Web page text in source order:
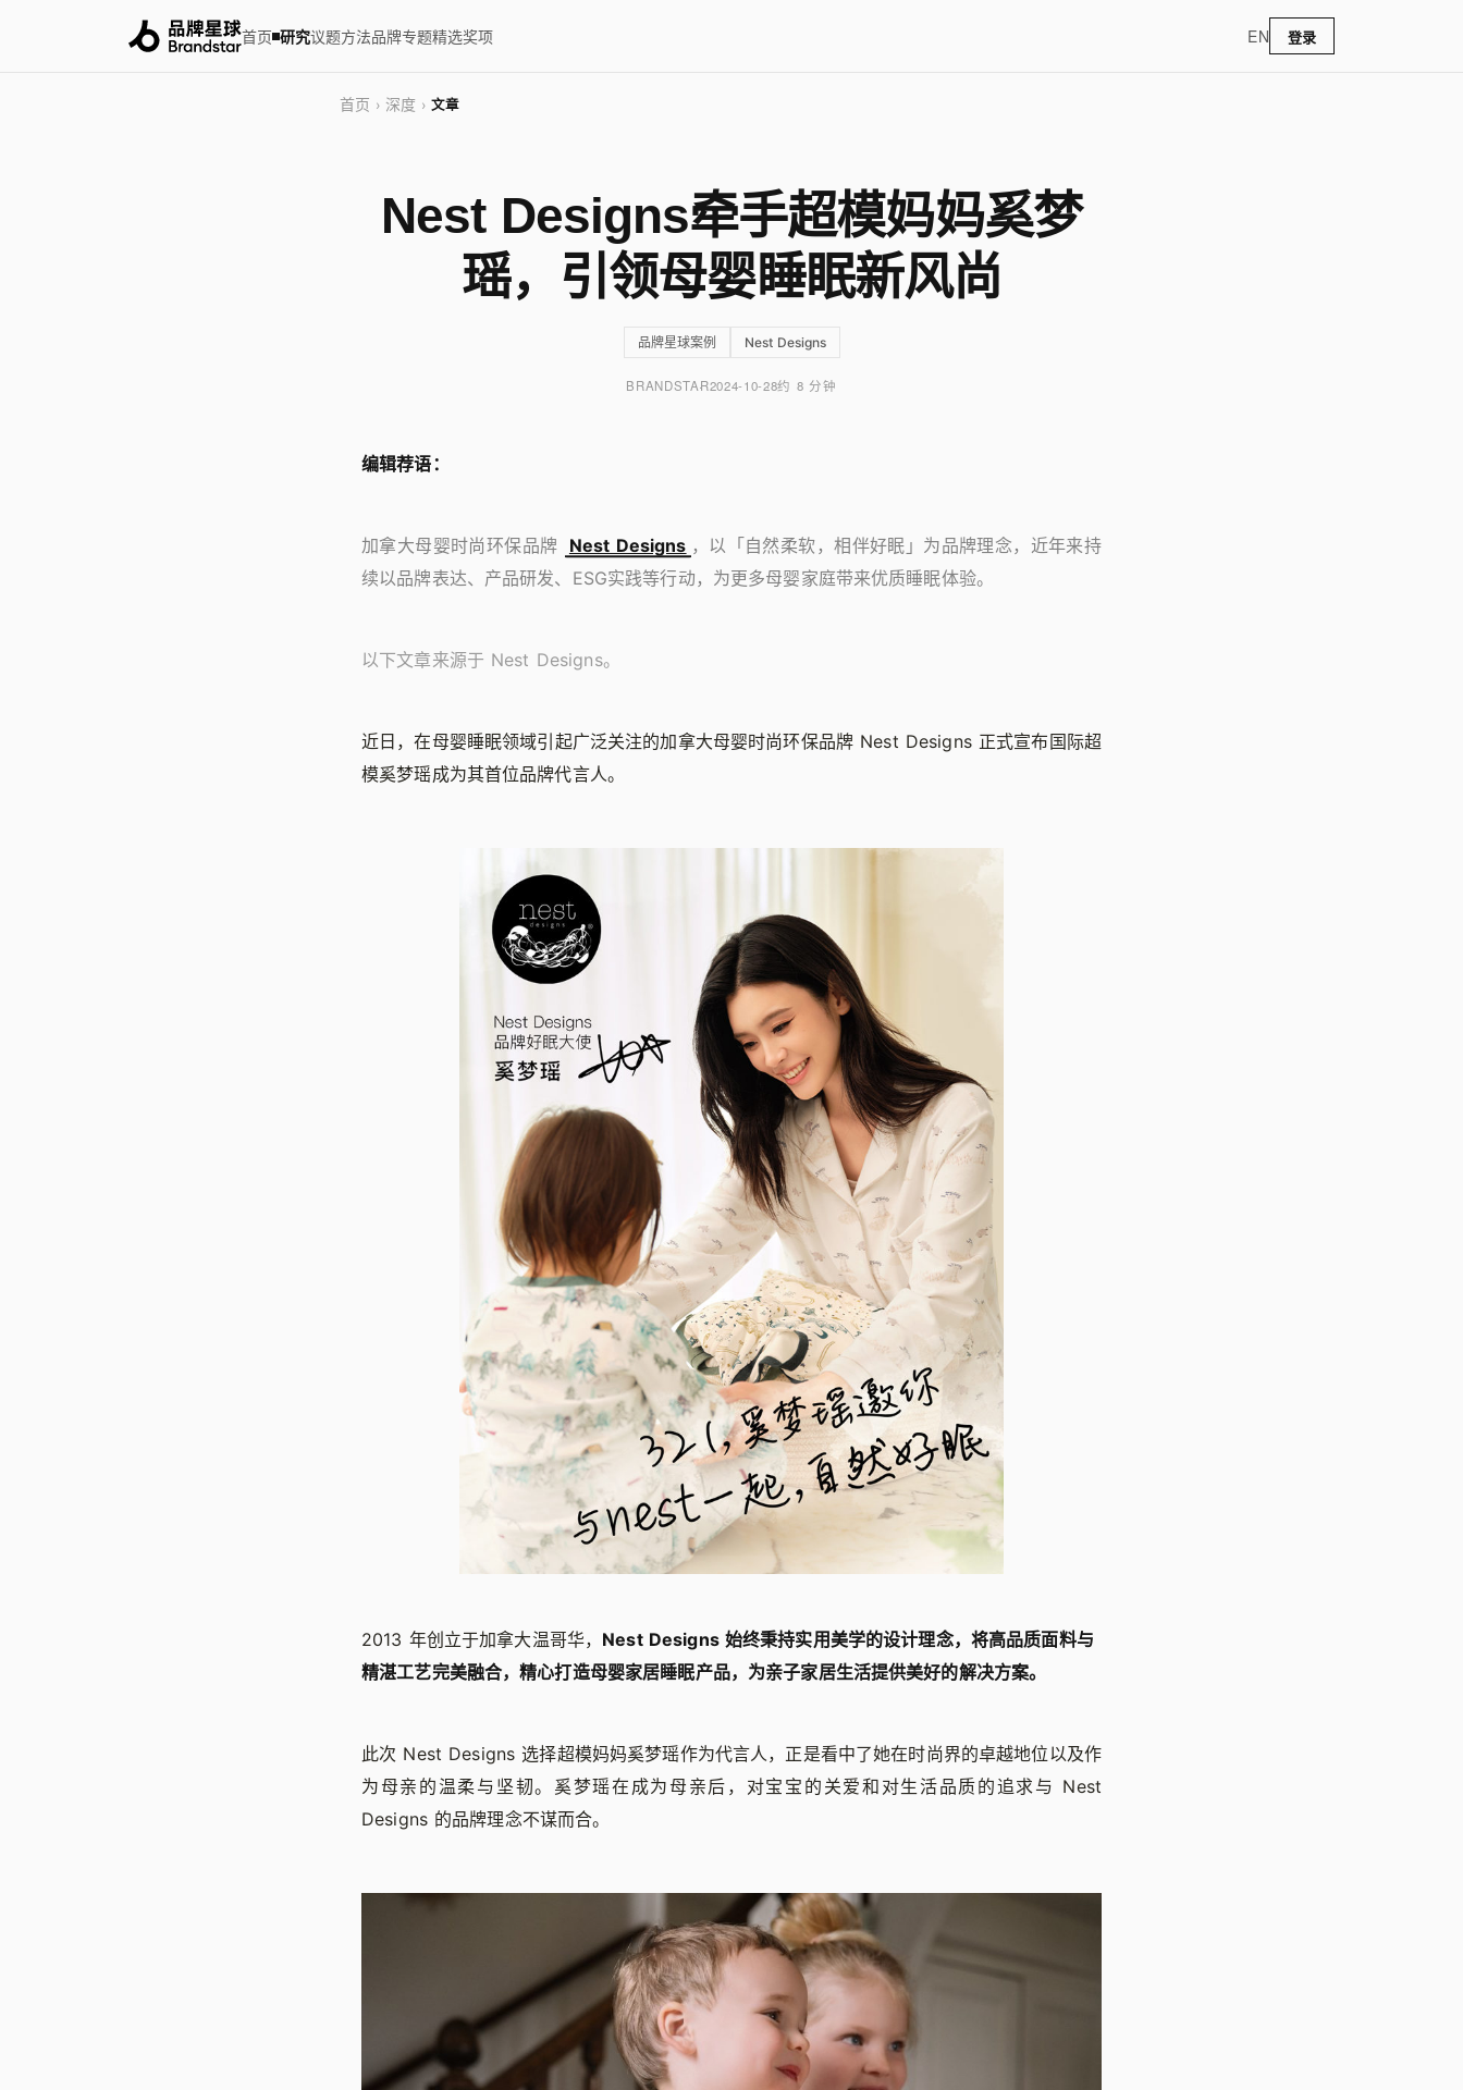
首页 研究议题方法品牌专题精选奖项 EN 登录
首页 › 深度 › 文章
Nest Designs牵手超模妈妈奚梦
瑶，引领母婴睡眠新风尚
品牌星球案例 Nest Designs
BRANDSTAR2024-10-28约 8 分钟
编辑荐语：
加拿大母婴时尚环保品牌 Nest Designs ，以「自然柔软，相伴好眠」为品牌理念，近年来持
续以品牌表达、产品研发、ESG实践等行动，为更多母婴家庭带来优质睡眠体验。
以下文章来源于 Nest Designs。
近日，在母婴睡眠领域引起广泛关注的加拿大母婴时尚环保品牌 Nest Designs 正式宣布国际超
模奚梦瑶成为其首位品牌代言人。
2013 年创立于加拿大温哥华， Nest Designs 始终秉持实用美学的设计理念，将高品质面料与
精湛工艺完美融合，精心打造母婴家居睡眠产品，为亲子家居生活提供美好的解决方案。
此次 Nest Designs 选择超模妈妈奚梦瑶作为代言人，正是看中了她在时尚界的卓越地位以及作
为母亲的温柔与坚韧。奚梦瑶在成为母亲后，对宝宝的关爱和对生活品质的追求与 Nest
Designs 的品牌理念不谋而合。